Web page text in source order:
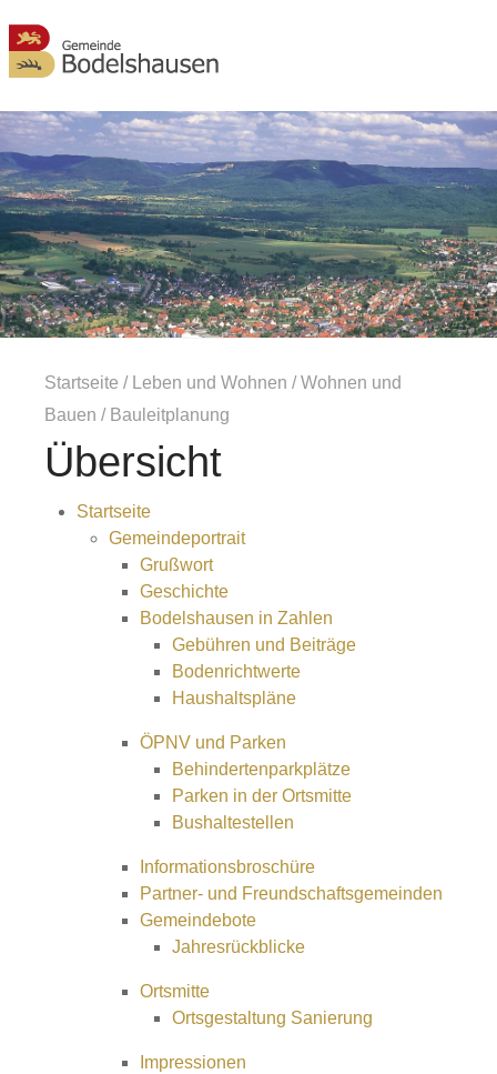
Startseite / Leben und Wohnen /Wohnen und
Bauen / Bauleitplanung
Übersicht
Startseite
Gemeindeportrait
Grußwort
Geschichte
Bodelshausen in Zahlen
Gebühren und Beiträge
Bodenrichtwerte
Haushaltspläne
ÖPNV und Parken
Behindertenparkplätze
Parken in der Ortsmitte
Bushaltestellen
Informationsbroschüre
Partner- und Freundschaftsgemeinden
Gemeindebote
Jahresrückblicke
Ortsmitte
Ortsgestaltung Sanierung
Impressionen